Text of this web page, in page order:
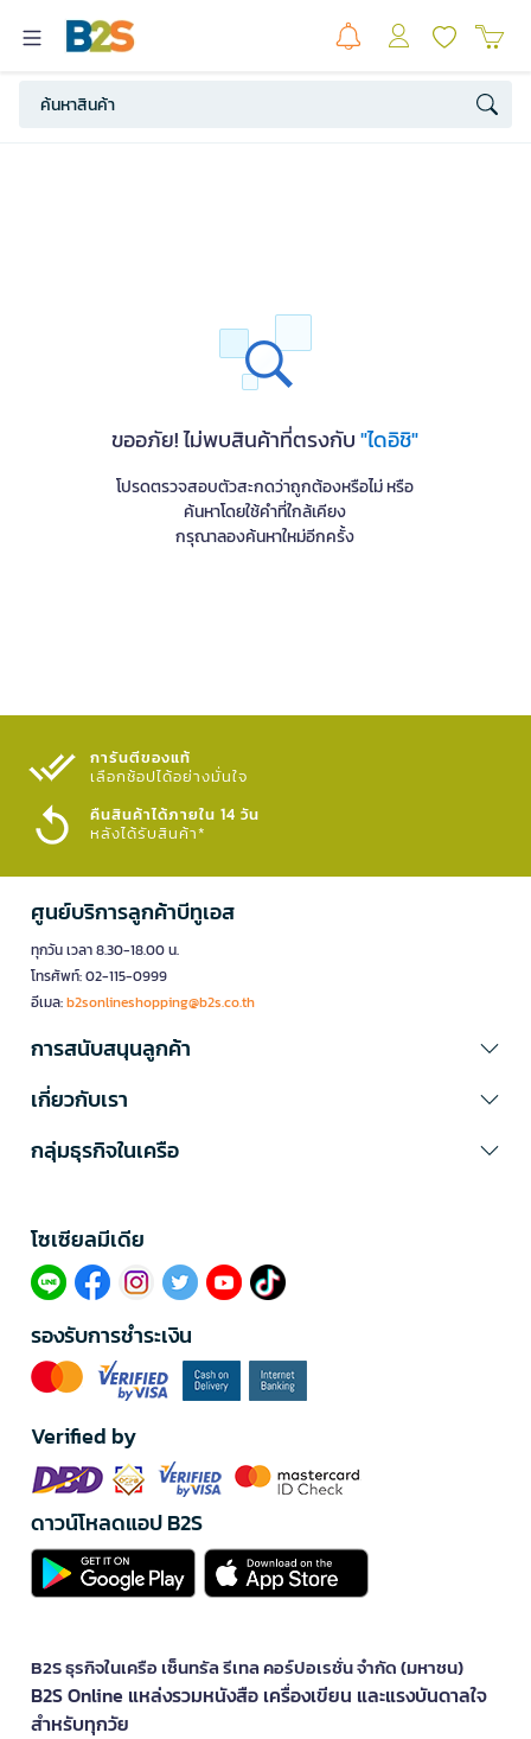
ขออภัย! ไม่พบสินค้าที่ตรงกับ"ไดอิชิ"
โปรดตรวจสอบตัวสะกดว่าถูกต้องหรือไม่ หรือ
ค้นหาโดยใช้คำที่ใกล้เคียง
กรุณาลองค้นหาใหม่อีกครั้ง
การันตีของแท้
เลือกช้อปได้อย่างมั่นใจ​
คืนสินค้าได้ภายใน 14 วัน
หลังได้รับสินค้า*
ศูนย์บริการลูกค้าบีทูเอส
ทุกวัน เวลา 8.30-18.00 น.
โทรศัพท์: 02-115-0999
อีเมล:b2sonlineshopping@b2s.co.th
การสนับสนุนลูกค้า
เกี่ยวกับเรา
กลุ่มธุรกิจในเครือ
โซเซียลมีเดีย​
รองรับการชำระเงิน
Verified by
ดาวน์โหลดแอป B2S
B2S ธุรกิจในเครือ เซ็นทรัล รีเทล คอร์ปอเรชั่น จำกัด (มหาชน)
B2S Online แหล่งรวมหนังสือ เครื่องเขียน และแรงบันดาลใจ
สำหรับทุกวัย